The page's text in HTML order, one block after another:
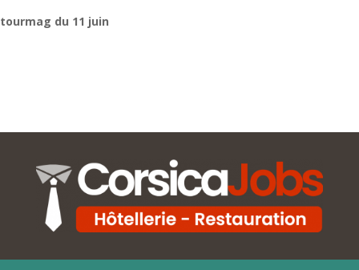
tourmag du 11 juin